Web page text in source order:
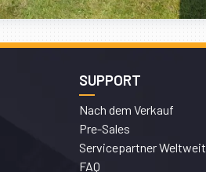
SUPPORT
Nach dem Verkauf
Pre-Sales
Servicepartner Weltweit
FAQ